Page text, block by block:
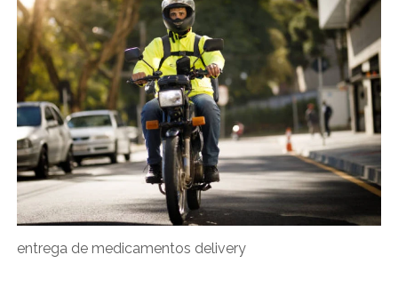
entrega de medicamentos delivery